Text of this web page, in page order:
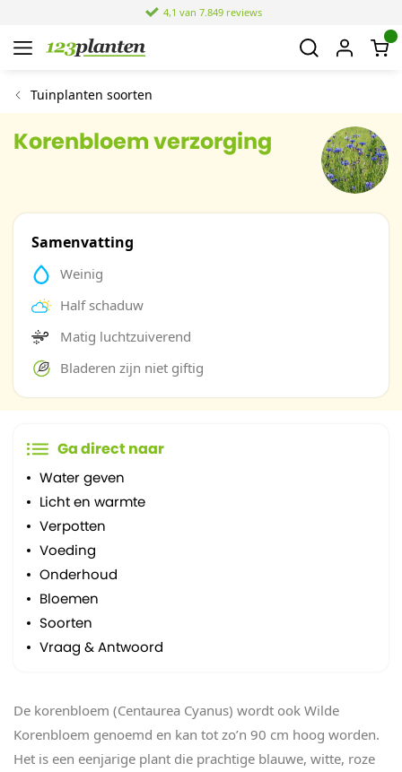
4,1 van 7.849 reviews
Tuinplanten soorten
Korenbloem verzorging
Samenvatting
Weinig
Half schaduw
Matig luchtzuiverend
Bladeren zijn niet giftig
De korenbloem (Centaurea Cyanus) wordt ook Wilde
Korenbloem genoemd en kan tot zo’n 90 cm hoog worden.
Het is een eenjarige plant die prachtige blauwe, witte, roze
Ga direct naar
Water geven
Licht en warmte
Verpotten
Voeding
Onderhoud
Bloemen
Soorten
Vraag & Antwoord